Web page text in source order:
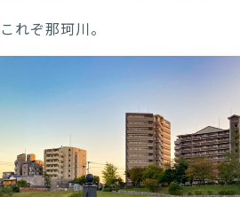
これぞ那珂川。